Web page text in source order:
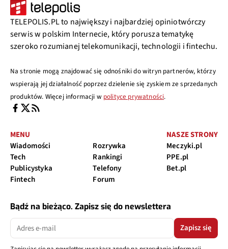
TELEPOLIS.PL to największy i najbardziej opiniotwórczy
serwis w polskim Internecie, który porusza tematykę
szeroko rozumianej telekomunikacji, technologii i fintechu.
Na stronie mogą znajdować się odnośniki do witryn partnerów, którzy
wspierają jej działalność poprzez dzielenie się zyskiem ze sprzedanych
produktów. Więcej informacji w polityce prywatności.
MENU
Wiadomości
Tech
Publicystyka
Fintech
Rozrywka
Rankingi
Telefony
Forum
NASZE STRONY
Meczyki.pl
PPE.pl
Bet.pl
Bądź na bieżąco. Zapisz się do newslettera
Zapisz się